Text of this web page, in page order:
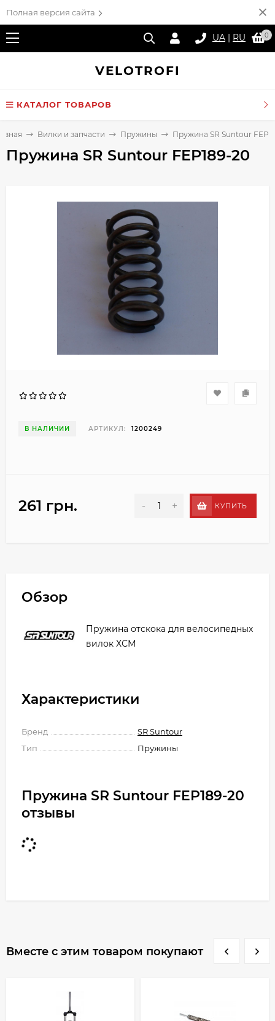
Полная версия сайта
UA | RU 0
VELOTROFI
КАТАЛОГ ТОВАРОВ
Вилки и запчасти Пружины Пружина SR Suntour
Пружина SR Suntour FEP189-20
В НАЛИЧИИ АРТИКУЛ: 1200249
261 грн. - + КУПИТЬ
Обзор
Пружина отскока для велосипедных
вилок ХСМ
Характеристики
Бренд
SR Suntour
Тип
Пружины
Пружина SR Suntour FEP189-20
отзывы
Вместе с этим товаром покупают